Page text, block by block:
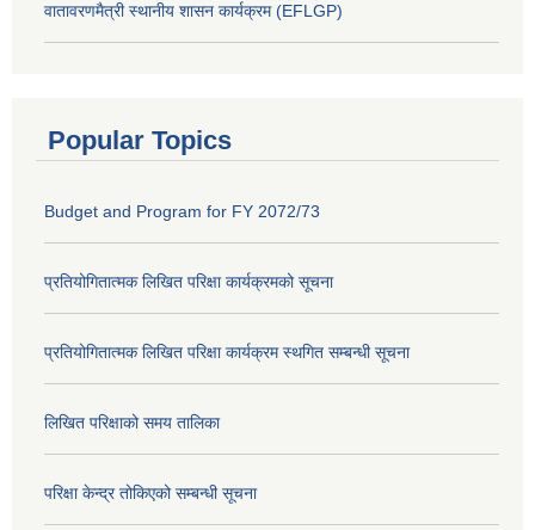
वातावरणमैत्री स्थानीय शासन कार्यक्रम (EFLGP)
Popular Topics
Budget and Program for FY 2072/73
प्रतियोगितात्मक लिखित परिक्षा कार्यक्रमको सूचना
प्रतियोगितात्मक लिखित परिक्षा कार्यक्रम स्थगित सम्बन्धी सूचना
लिखित परिक्षाको समय तालिका
परिक्षा केन्द्र तोकिएको सम्बन्धी सूचना